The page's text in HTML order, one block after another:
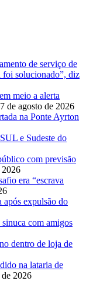
de serviço de
foi solucionado”, diz
meio a alerta
7 de agosto de 2026
na Ponte Ayrton
e Sudeste do
com previsão
2026
era “escrava
após expulsão do
com amigos
dentro de loja de
na lataria de
de 2026